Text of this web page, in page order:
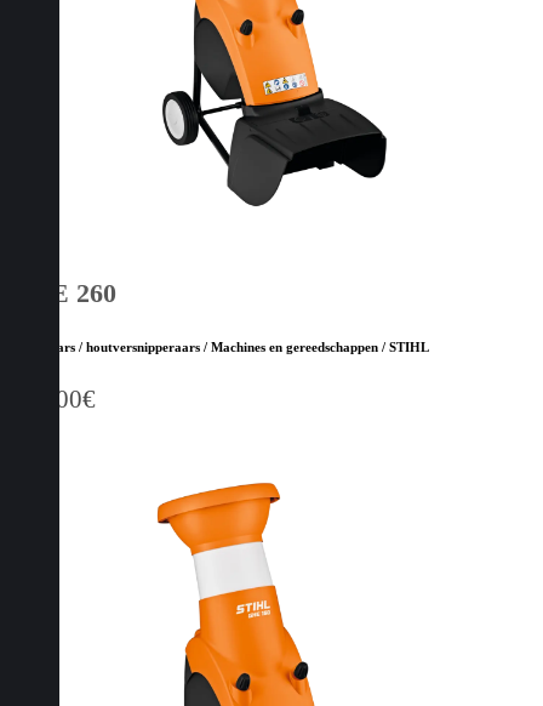
GHE 260
Hakselaars / houtversnipperaars / Machines en gereedschappen / STIHL
729,00€